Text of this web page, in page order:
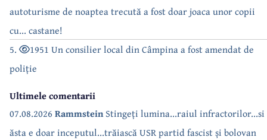
autoturisme de noaptea trecută a fost doar joaca unor copii
cu... castane!
5.
1951 Un consilier local din Câmpina a fost amendat de
poliție
Ultimele comentarii
07.08.2026 RammsteinStingeți lumina...raiul infractorilor...si
ăsta e doar inceputul...trăiască USR partid fascist și bolovan